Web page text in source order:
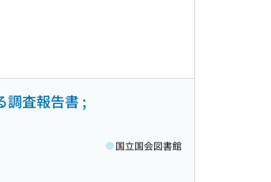
調査報告書 ;
国立国会図書館